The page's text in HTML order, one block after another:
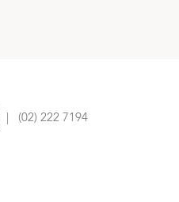
| (02) 222 7194